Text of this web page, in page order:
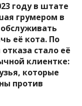
году в штате
грумером в
её кота. По
стало её
клиентке:
которые
против